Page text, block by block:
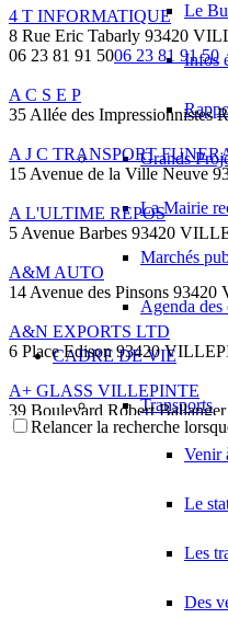
Le
Infos
Grands
La Mairie
Marchés
Agenda des
CADRE DE VIE
Transports
Venir
Le
Les
Des
4 T INFORMATIQUE
8 Rue Eric Tabarly 93420
06 23 81 91 5006 23 81 91 50
A C S E P
35 Allée des
A J C TRANSPORT
15 Avenue de la Ville Neuve
A L'ULTIME REPOS
5 Avenue Barbes 93420
A&M AUTO
14 Avenue des Pinsons
A&N EXPORTS LTD
6 Place Edison 93420
A+ GLASS VILLEPINTE
39 Boulevard Robert
01 41 52 34 7801 41 52 34 78
A.B METAL SERRURERIE
21 Avenue du Chemin de Fer
Relancer la recherche